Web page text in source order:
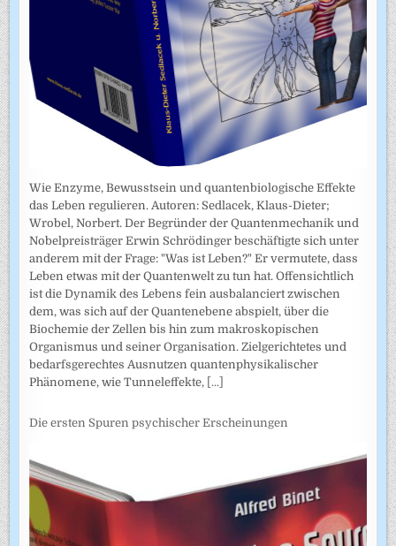
Wie Enzyme, Bewusstsein und quantenbiologische Effekte
das Leben regulieren. Autoren: Sedlacek, Klaus-Dieter;
Wrobel, Norbert. Der Begründer der Quantenmechanik und
Nobelpreisträger Erwin Schrödinger beschäftigte sich unter
anderem mit der Frage: "Was ist Leben?" Er vermutete, dass
Leben etwas mit der Quantenwelt zu tun hat. Offensichtlich
ist die Dynamik des Lebens fein ausbalanciert zwischen
dem, was sich auf der Quantenebene abspielt, über die
Biochemie der Zellen bis hin zum makroskopischen
Organismus und seiner Organisation. Zielgerichtetes und
bedarfsgerechtes Ausnutzen quantenphysikalischer
Phänomene, wie Tunneleffekte, [...]
Die ersten Spuren psychischer Erscheinungen